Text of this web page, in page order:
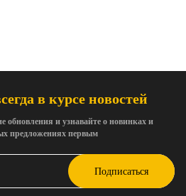
в курсе новостей
обновления и узнавайте о новинках и
предложениях первым
Подписаться